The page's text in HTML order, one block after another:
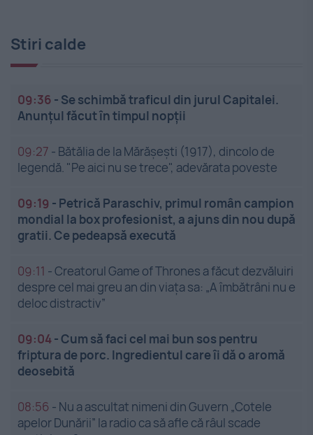
Stiri calde
09:36 - Se schimbă traficul din jurul Capitalei.
Anunțul făcut în timpul nopții
09:27 - Bătălia de la Mărășești (1917), dincolo de
legendă. "Pe aici nu se trece", adevărata poveste
09:19 - Petrică Paraschiv, primul român campion
mondial la box profesionist, a ajuns din nou după
gratii. Ce pedeapsă execută
09:11 -Creatorul Game of Thrones a făcut dezvăluiri
despre cel mai greu an din viața sa: „A îmbătrâni nu e
deloc distractiv”
09:04-Cum să faci cel mai bun sos pentru
friptura de porc. Ingredientul care îi dă o aromă
deosebită
08:56 - Nu a ascultat nimeni din Guvern „Cotele
apelor Dunării” la radio ca să afle că râul scade